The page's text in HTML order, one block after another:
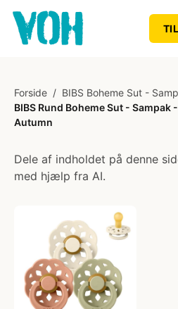
Forside / BIBS Boheme Sut -
BIBS Rund Boheme Sut - Sampak
Autumn
Dele af indholdet på denne
med hjælp fra AI.